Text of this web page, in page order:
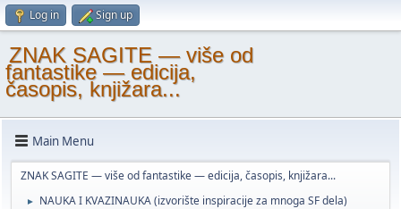
Log in Sign up
ZNAK SAGITE — više od
fantastike — edicija,
časopis, knjižara...
Main Menu
ZNAK SAGITE — više od fantastike — edicija, časopis, knjižara...
► NAUKA I KVAZINAUKA (izvorište inspiracije za mnoga SF dela)